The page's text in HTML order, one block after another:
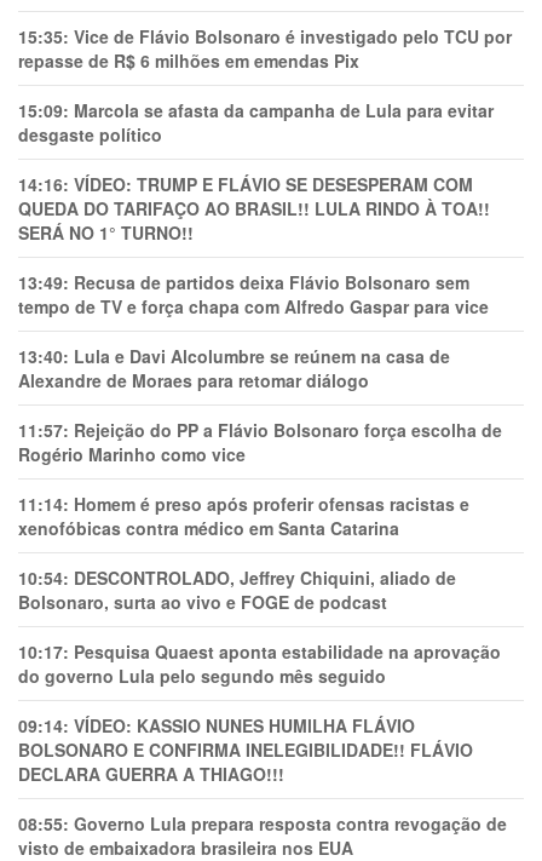
15:35: Vice de Flávio Bolsonaro é investigado pelo TCU por
repasse de R$ 6 milhões em emendas Pix
15:09: Marcola se afasta da campanha de Lula para evitar
desgaste político
14:16: VÍDEO: TRUMP E FLÁVIO SE DESESPERAM COM
QUEDA DO TARIFAÇO AO BRASIL!! LULA RINDO À TOA!!
SERÁ NO 1° TURNO!!
13:49: Recusa de partidos deixa Flávio Bolsonaro sem
tempo de TV e força chapa com Alfredo Gaspar para vice
13:40: Lula e Davi Alcolumbre se reúnem na casa de
Alexandre de Moraes para retomar diálogo
11:57: Rejeição do PP a Flávio Bolsonaro força escolha de
Rogério Marinho como vice
11:14: Homem é preso após proferir ofensas racistas e
xenofóbicas contra médico em Santa Catarina
10:54: DESCONTROLADO, Jeffrey Chiquini, aliado de
Bolsonaro, surta ao vivo e FOGE de podcast
10:17: Pesquisa Quaest aponta estabilidade na aprovação
do governo Lula pelo segundo mês seguido
09:14: VÍDEO: KASSIO NUNES HUMlLHA FLÁVIO
BOLSONARO E CONFIRMA INELEGIBILIDADE!! FLÁVIO
DECLARA GUERRA A THIAGO!!!
08:55: Governo Lula prepara resposta contra revogação de
visto de embaixadora brasileira nos EUA